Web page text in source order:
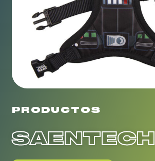
PRODUCTOS
SAENTECH